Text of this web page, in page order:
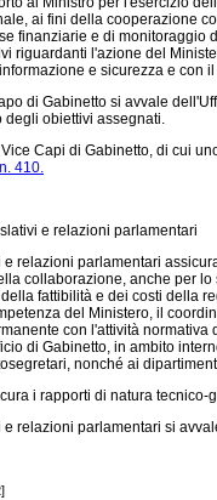
ai fini della cooperazione
finanziarie e di
riguardanti l'azione del
e sicurezza e
di Gabinetto si avvale
obiettivi assegnati.
Capi di Gabinetto, di cui
410.
e relazioni parlamentari
relazioni parlamentari
collaborazione, anche per
fattibilità e dei costi della
del Ministero, il
con l'attività
di Gabinetto, in ambito
nonché ai
i rapporti di natura
relazioni parlamentari si